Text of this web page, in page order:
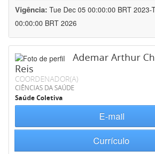
Vigência: Tue Dec 05 00:00:00 BRT 2023-
00:00:00 BRT 2026
Ademar Arthur
Reis
COORDENADOR(A)
CIÊNCIAS DA SAÚDE
Saúde Coletiva
E-mail
Currículo